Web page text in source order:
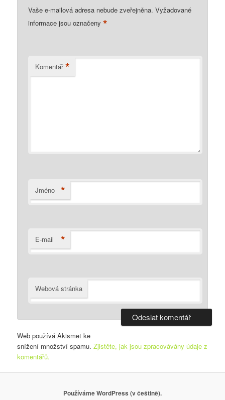
Vaše e-mailová adresa nebude zveřejněna. Vyžadované
informace jsou označeny*
Komentář *
Jméno *
E-mail *
Webová stránka
Web používá Akismet ke
snížení množství spamu.Zjistěte, jak jsou zpracovávány údaje z
komentářů.
Používáme WordPress (v češtině).